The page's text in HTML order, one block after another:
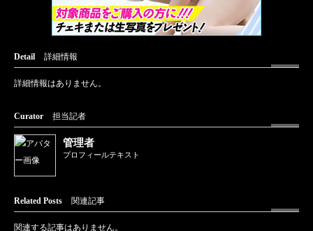
Detail 詳細情報
詳細情報はありません。
Curator 担当記者
管理者
プロフィールテキスト
Related Posts 関連記事
関連する記事はありません。